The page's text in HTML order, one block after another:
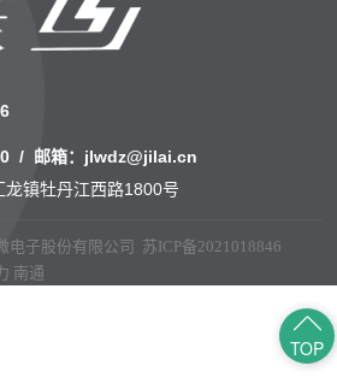
/ 邮箱： jlwdz@jilai.cn
镇牡丹江西路1800号
TOP
电子股份有限公司 苏ICP备2021018846
南通